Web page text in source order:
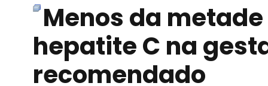
Menos da
hepatite C na
recomendado